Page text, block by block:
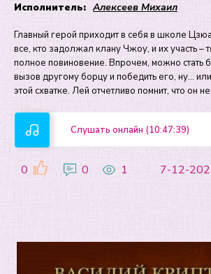
Исполнитель: Алексеев Михаил
Главный герой приходит в себя в школе
все, кто задолжал клану Чжоу, и их участь –
полное повиновение. Впрочем, можно стать
вызов другому борцу и победить его, ну…
этой схватке. Лей отчетливо помнит, что он
Слушать онлайн (10:47:39)
0 0 1 7-12-